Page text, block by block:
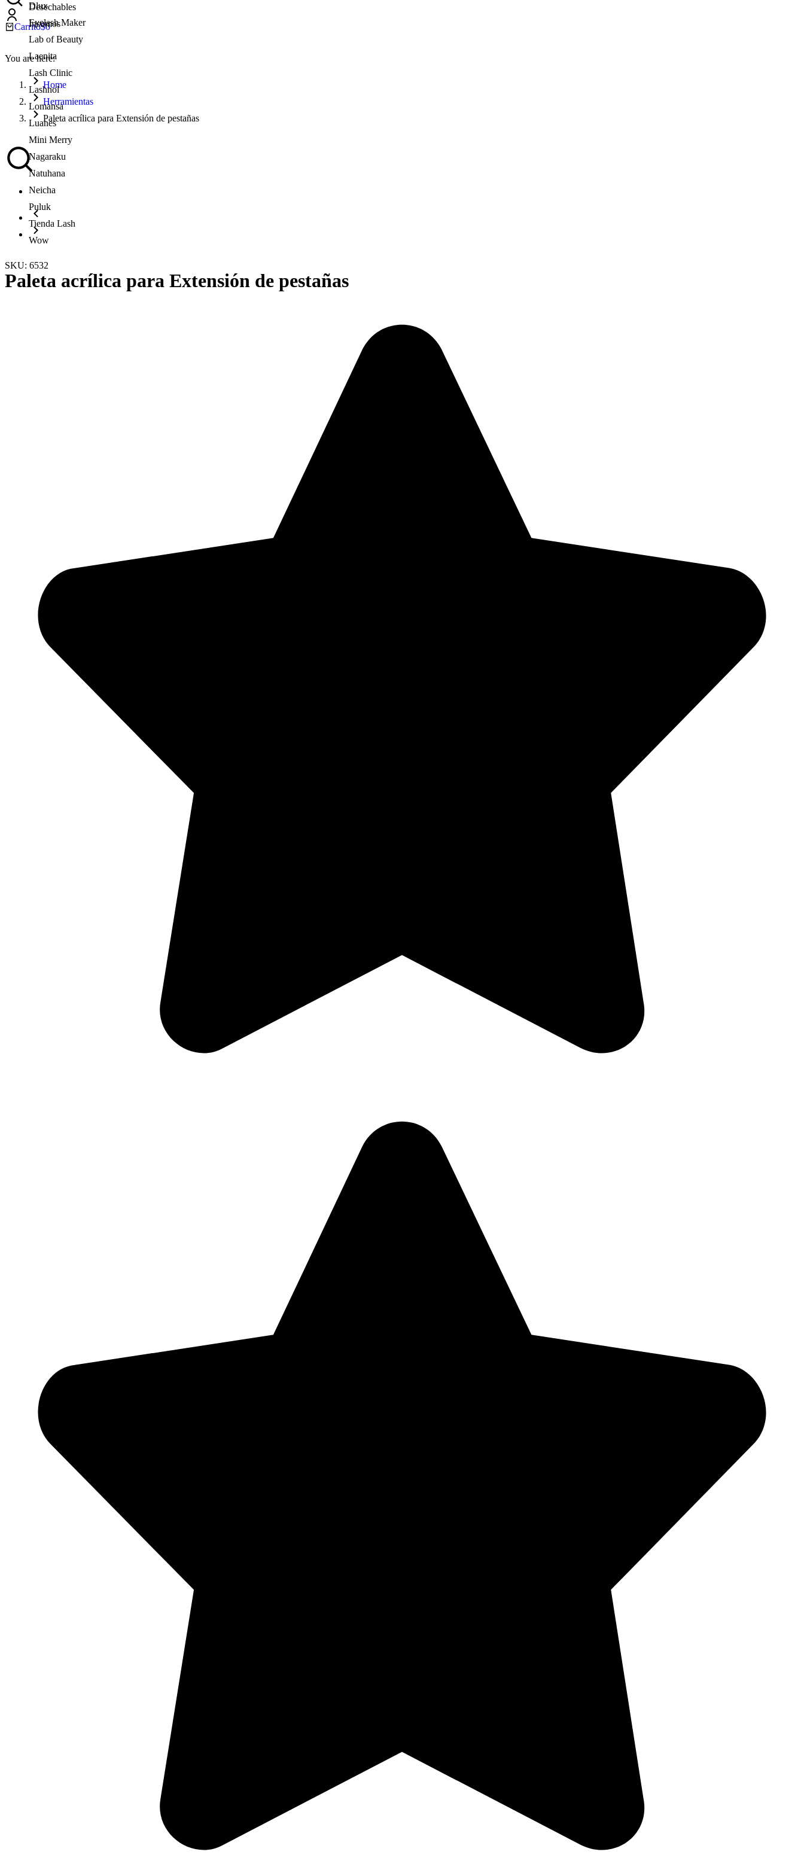
Desechables
Insumos
Dlux
Eyelash Maker
Lab of Beauty
Laenita
Lash Clinic
Lashnol
Lomansa
Luanes
Mini Merry
Nagaraku
Natuhana
Neicha
Puluk
Tienda Lash
Wow
Carrito$0
You are here:
Home
Herramientas
Paleta acrílica para Extensión de pestañas
SKU: 6532
Paleta acrílica para Extensión de pestañas